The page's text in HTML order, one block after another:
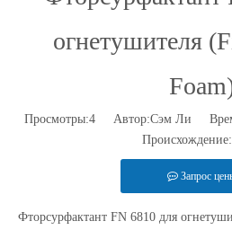
огнетушителя
Просмотры:4Автор:Сэм Ли Время
Происхождение:
Запрос
Фторсурфактант FN 6810 для